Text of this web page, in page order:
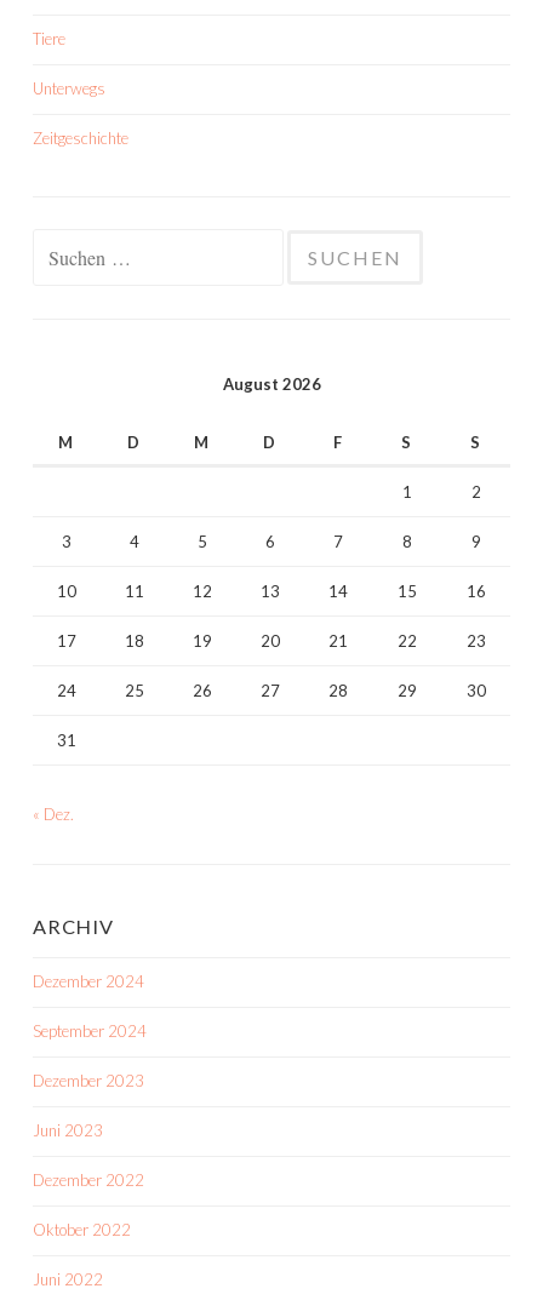
Tiere
Unterwegs
Zeitgeschichte
August 2026
M D M D F S S
1 2
3 4 5 6 7 8 9
10 11 12 13 14 15 16
17 18 19 20 21 22 23
24 25 26 27 28 29 30
31
« Dez.
ARCHIV
Dezember 2024
September 2024
Dezember 2023
Juni 2023
Dezember 2022
Oktober 2022
Juni 2022